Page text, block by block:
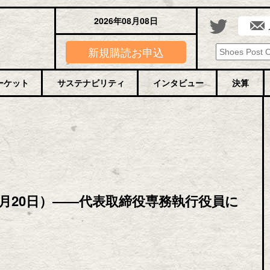
2026年08月08日
新規購読お申込
ケット サステナビリティ インタビュー 決算
20日）――代表取締役専務執行役員に